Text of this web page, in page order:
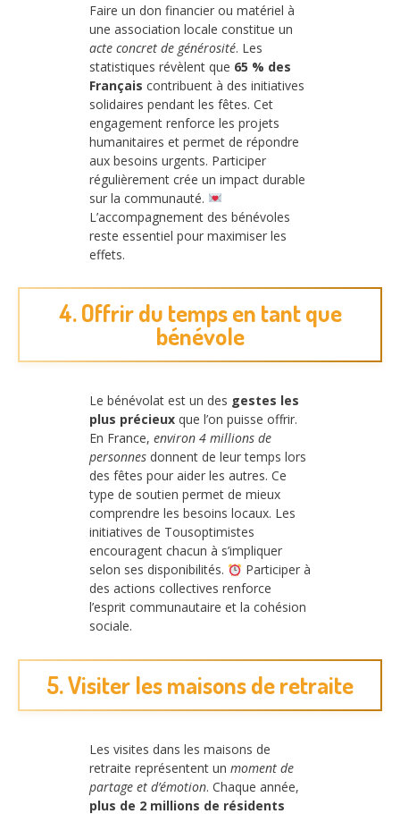
Faire un don financier ou matériel à
une association locale constitue un
acte concret de générosité. Les
statistiques révèlent que 65 % des
Français contribuent à des initiatives
solidaires pendant les fêtes. Cet
engagement renforce les projets
humanitaires et permet de répondre
aux besoins urgents. Participer
régulièrement crée un impact durable
sur la communauté.
L’accompagnement des bénévoles
reste essentiel pour maximiser les
effets.
4. Offrir du temps en tant que
bénévole
Le bénévolat est un des gestes les
plus précieux que l’on puisse offrir.
En France, environ 4 millions de
personnes donnent de leur temps lors
des fêtes pour aider les autres. Ce
type de soutien permet de mieux
comprendre les besoins locaux. Les
initiatives de Tousoptimistes
encouragent chacun à s’impliquer
selon ses disponibilités.
Participer à
des actions collectives renforce
l’esprit communautaire et la cohésion
sociale.
5. Visiter les maisons de retraite
Les visites dans les maisons de
retraite représentent un moment de
partage et d’émotion. Chaque année,
plus de 2 millions de résidents